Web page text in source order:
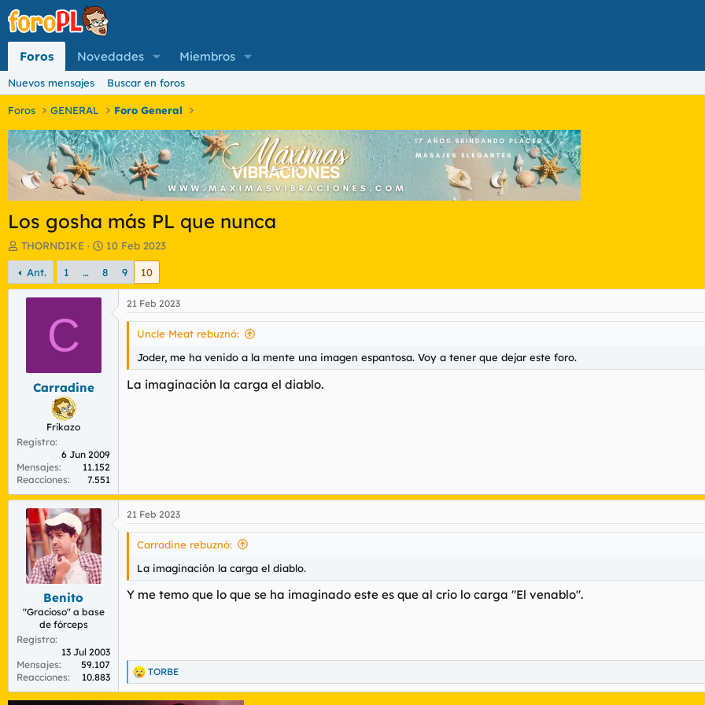
Foros Novedades Miembros
Nuevos mensajes Buscar en foros
Foros GENERAL Foro General
Los gosha más PL que nunca
I
n
i
c
d
m
THORNDIKE
F
e
c
h
10 Feb 2023
Ant. 1 … 8 9 10
C
Carradine
Frikazo
Registro
6 Jun 2009
Mensajes
11.152
Reacciones
7.551
21 Feb 2023
Uncle Meat rebuznó:
Joder, me ha venido a la mente una imagen espantosa. Voy a tener que dejar este foro.
La imaginación la carga el diablo.
Benito
"Gracioso" a base
de fórceps
Registro
13 Jul 2003
Mensajes
59.107
Reacciones
10.883
21 Feb 2023
Carradine rebuznó:
La imaginación la carga el diablo.
Y me temo que lo que se ha imaginado este es que al crio lo carga "El venablo".
R
e
a
TORBE